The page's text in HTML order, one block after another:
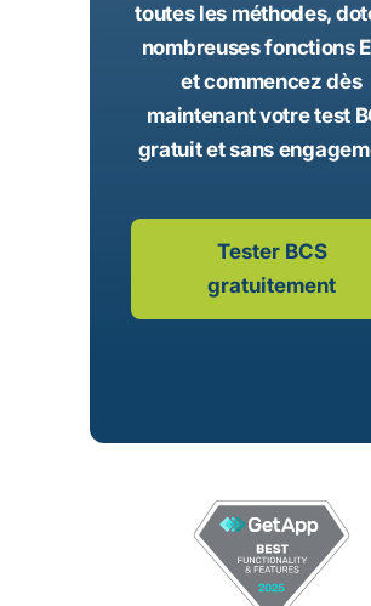
toutes les méthodes,
nombreuses fonctions
et commencez dès
maintenant votre test
gratuit et sans
Tester BCS
gratuitement